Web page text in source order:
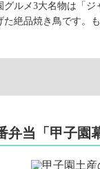
ルメ3大名物は「
た絶品焼き鳥です
弁当「甲子園